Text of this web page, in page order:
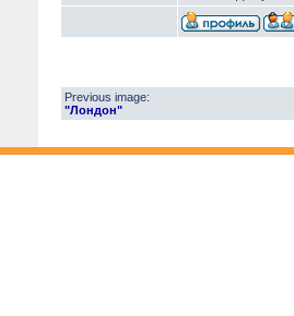
Previous image:
"Лондон"